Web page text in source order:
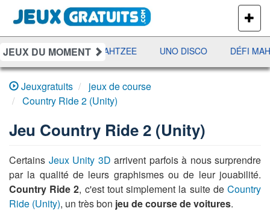
PLUS
DE
JEUX
JEUX DU MOMENT
RAMI JETX YAHTZEE UNO DISCO DÉFI
Jeuxgratuits
jeux de course
Country Ride 2 (Unity)
Jeu Country Ride 2 (Unity)
Certains Jeux Unity 3D arrivent parfois à nous surprendre
par la qualité de leurs graphismes ou de leur jouabilité.
Country Ride 2, c'est tout simplement la suite deCountry
Ride (Unity), un très bon jeu de course de voitures.